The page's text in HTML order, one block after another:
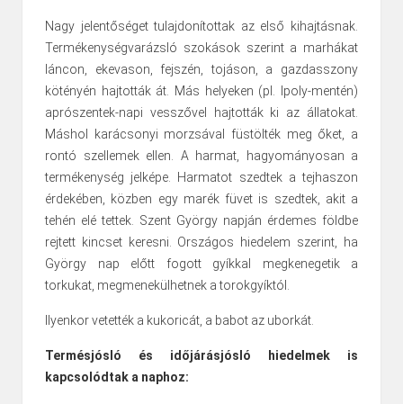
Nagy jelentőséget tulajdonítottak az első kihajtásnak.
Termékenységvarázsló szokások szerint a marhákat
láncon, ekevason, fejszén, tojáson, a gazdasszony
kötényén hajtották át. Más helyeken (pl. Ipoly-mentén)
aprószentek-napi vesszővel hajtották ki az állatokat.
Máshol karácsonyi morzsával füstölték meg őket, a
rontó szellemek ellen. A harmat, hagyományosan a
termékenység jelképe. Harmatot szedtek a tejhaszon
érdekében, közben egy marék füvet is szedtek, akit a
tehén elé tettek. Szent György napján érdemes földbe
rejtett kincset keresni. Országos hiedelem szerint, ha
György nap előtt fogott gyíkkal megkenegetik a
torkukat, megmenekülhetnek a torokgyíktól.
Ilyenkor vetették a kukoricát, a babot az uborkát.
Termésjósló és időjárásjósló hiedelmek is
kapcsolódtak a naphoz: